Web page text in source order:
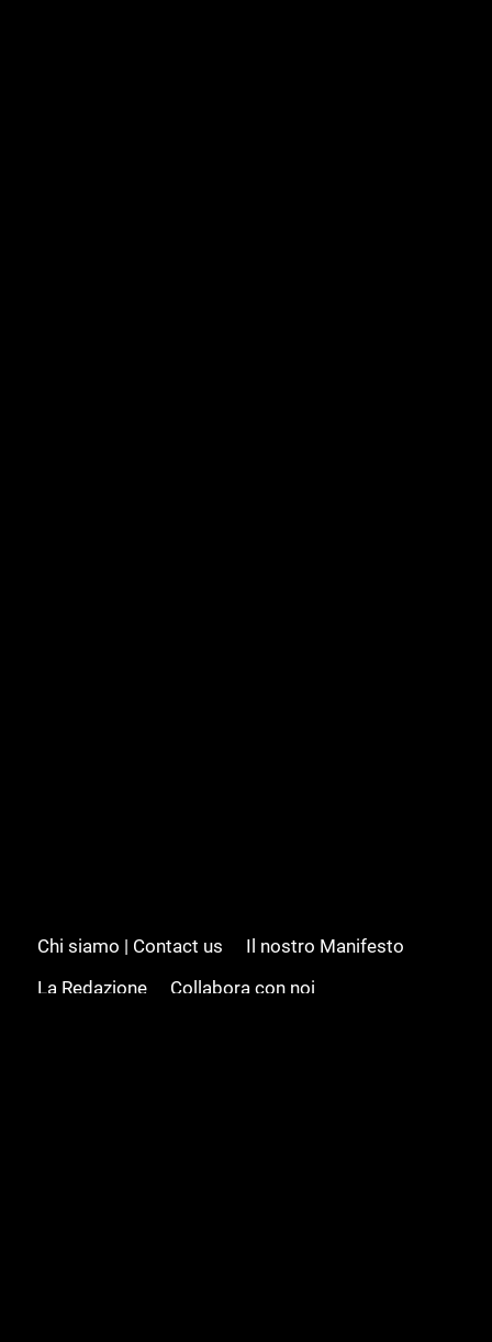
Chi siamo | Contact us
Il nostro Manifesto
La Redazione
Collabora con noi